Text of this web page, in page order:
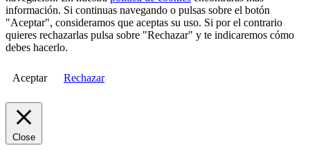
información. Si continuas navegando o pulsas sobre el botón
"Aceptar", consideramos que aceptas su uso. Si por el contrario
quieres rechazarlas pulsa sobre "Rechazar" y te indicaremos cómo
debes hacerlo.
Aceptar Rechazar
Close